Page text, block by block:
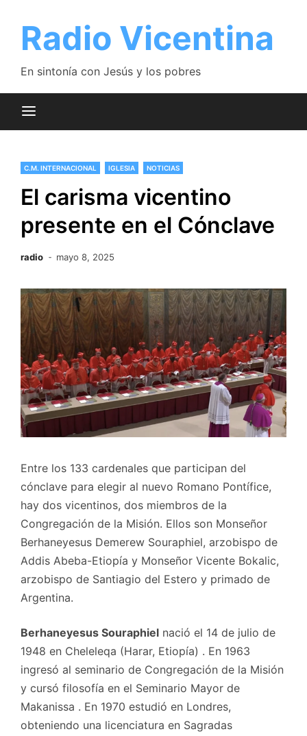
contenido
Radio Vicentina
En sintonía con Jesús y los pobres
C.M. INTERNACIONAL IGLESIA NOTICIAS
El carisma vicentino
presente en el Cónclave
radio mayo 8, 2025
Entre los 133 cardenales que participan del
cónclave para elegir al nuevo Romano Pontífice,
hay dos vicentinos, dos miembros de la
Congregación de la Misión. Ellos son Monseñor
Berhaneyesus Demerew Souraphiel, arzobispo de
Addis Abeba-Etiopía y Monseñor Vicente Bokalic,
arzobispo de Santiagio del Estero y primado de
Argentina.
Berhaneyesus Souraphiel nació el 14 de julio de
1948 en Cheleleqa (Harar, Etiopía) . En 1963
ingresó al seminario de Congregación de la Misión
y cursó filosofía en el Seminario Mayor de
Makanissa . En 1970 estudió en Londres,
obteniendo una licenciatura en Sagradas